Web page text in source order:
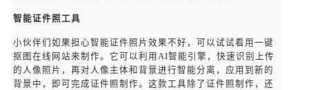
智能证件照工具
小伙伴们如果担心智能证件照片效果不好，可以试试看用一键
抠图在线网站来制作。它可以利用AI智能引擎，快速识别上传
的人像照片，再对人像主体和背景进行智能分离，应用到新的
背景中，即可完成证件照制作。这款工具除了证件照制作，还